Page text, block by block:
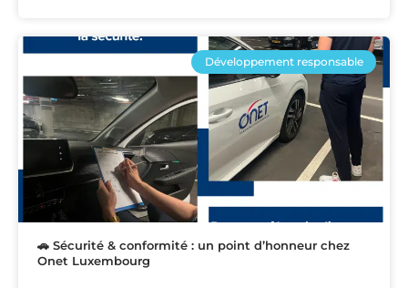
Développement responsable
🚗 Sécurité & conformité : un point d’honneur chez
Onet Luxembourg